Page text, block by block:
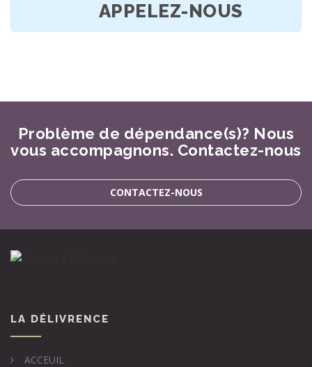
APPELEZ-NOUS
Problème de dépendance(s)? Nous
vous accompagnons. Contactez-nous
CONTACTEZ-NOUS
LA DÉLIVRENCE
ACCEUIL